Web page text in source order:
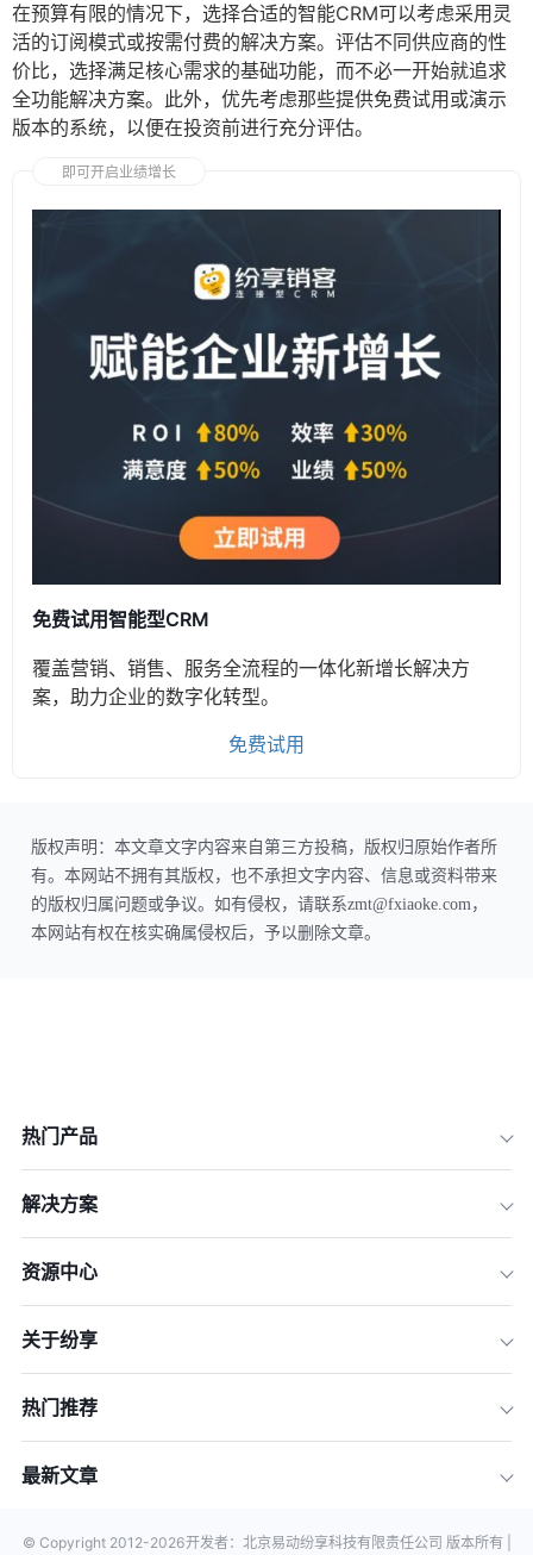
在预算有限的情况下，选择合适的智能CRM可以考虑采用灵
活的订阅模式或按需付费的解决方案。评估不同供应商的性
价比，选择满足核心需求的基础功能，而不必一开始就追求
全功能解决方案。此外，优先考虑那些提供免费试用或演示
版本的系统，以便在投资前进行充分评估。
即可开启业绩增长
免费试用智能型CRM
覆盖营销、销售、服务全流程的一体化新增长解决方
案，助力企业的数字化转型。
免费试用
版权声明：本文章文字内容来自第三方投稿，版权归原始作者所
有。本网站不拥有其版权，也不承担文字内容、信息或资料带来
的版权归属问题或争议。如有侵权，请联系zmt@fxiaoke.com，
本网站有权在核实确属侵权后，予以删除文章。
热门产品
解决方案
资源中心
关于纷享
热门推荐
最新文章
© Copyright 2012-2026开发者：北京易动纷享科技有限责任公司 版本所有 |